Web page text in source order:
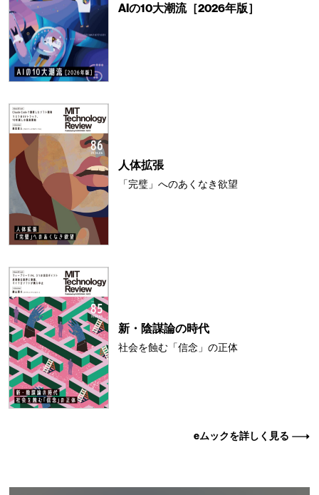
AIの10大潮流［2026年版］
人体拡張
「完璧」へのあくなき欲望
新・陰謀論の時代
社会を蝕む「信念」の正体
eムックを詳しく見る